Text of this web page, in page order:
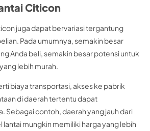
Citicon
juga dapat bervariasi tergantung
Pada umumnya, semakin besar
Anda beli, semakin besar potensi untuk
lebih murah.
biaya transportasi, akses ke pabrik
di daerah tertentu dapat
Sebagai contoh, daerah yang jauh dari
lantai mungkin memiliki harga yang lebih